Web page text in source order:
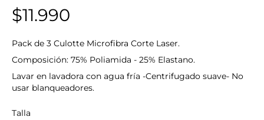
$11.990
Pack de 3 Culotte Microfibra Corte Laser.
Composición: 75% Poliamida - 25% Elastano.
Lavar en lavadora con agua fría -Centrifugado suave- No
usar blanqueadores.
Talla